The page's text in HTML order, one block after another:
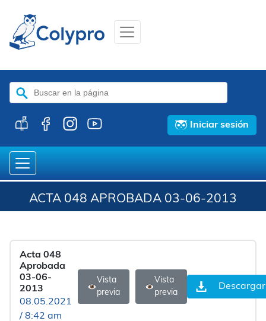
Buscar:
Iniciar sesión
ACTA 048 APROBADA 03-06-2013
Acta 048
Aprobada
03-06-
2013
08.05.2021
/ 8:42 am
Vista
previa
Vista
previa
Descargar